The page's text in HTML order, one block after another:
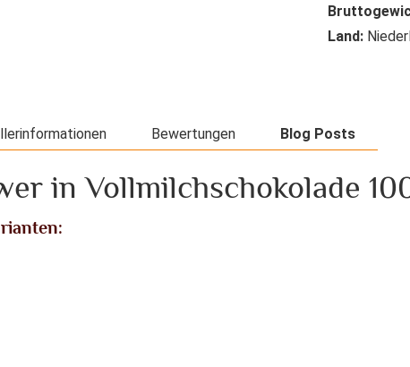
Land:
Bewertungen Blog Posts
in Vollmilchschokolade